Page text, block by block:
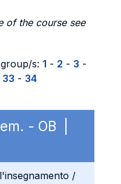
of the course see
s: 1 - 2 - 3 -
33 - 34
- OB |
/